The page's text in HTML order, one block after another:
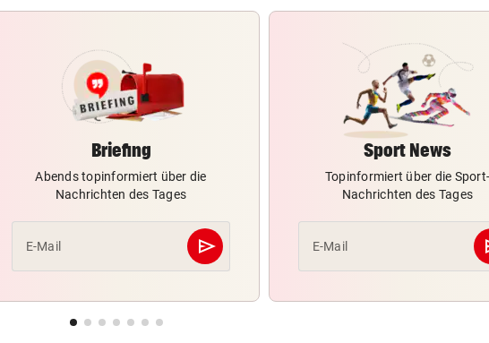
Briefing
Abends topinformiert über die
Nachrichten des Tages
E-Mail send
Abschicken
Sport News
Topinformiert über die Sport-
Nachrichten des Tages
E-Mail